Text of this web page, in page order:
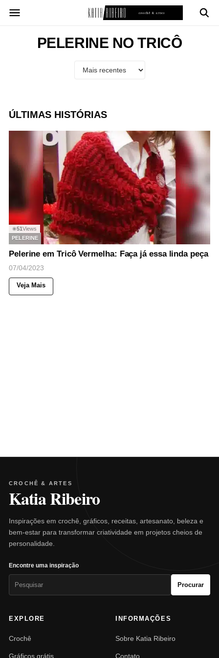
para
PELERINE NO TRICÔ
ÚLTIMAS HISTÓRIAS
◉51Views
PELERINE
Pelerine em Tricô Vermelha: Faça já essa linda peça
07/04/2023
Veja Mais
CROCHÊ & ARTES
Katia Ribeiro
Inspirações em crochê, gráficos, receitas, artesanato, beleza e
bem-estar para transformar criatividade em projetos cheios de
personalidade.
Encontre uma inspiração
Procurar
EXPLORE
Crochê
Gráficos grátis
INFORMAÇÕES
Sobre Katia Ribeiro
Contato